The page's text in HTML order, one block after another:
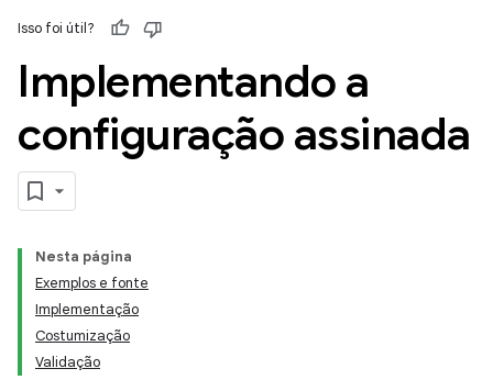
Isso foi útil?
Implementando a
configuração assinada
Nesta página
Exemplos e fonte
Implementação
Costumização
Validação